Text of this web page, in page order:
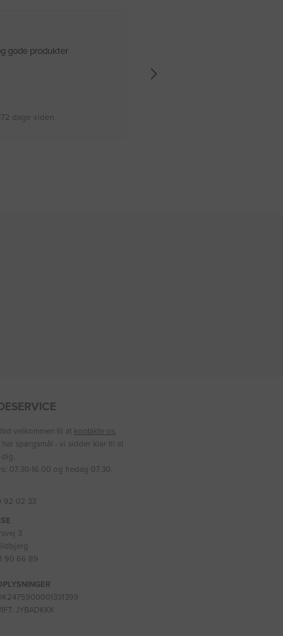
gode produkter
dage siden
velkommen til at kontakte os,
har spørgsmål - vi sidder klar til at
07.30-16.00 og fredag 07.30-
92 02 33
3
90 66 89
JYBADKKK